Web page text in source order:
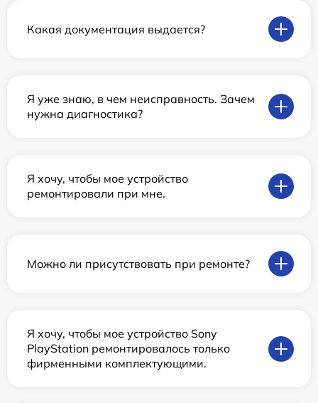
Какая документация выдается?
Я уже знаю, в чем неисправность. Зачем
нужна диагностика?
Я хочу, чтобы мое устройство
ремонтировали при мне.
Можно ли присутствовать при ремонте?
Я хочу, чтобы мое устройство Sony
PlayStation ремонтировалось только
фирменными комплектующими.